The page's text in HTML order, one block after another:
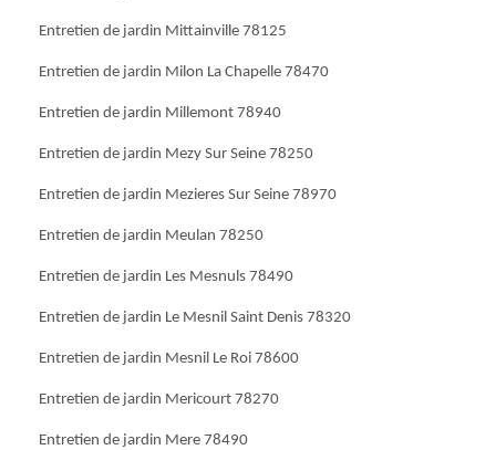
Entretien de jardin Mittainville 78125
Entretien de jardin Milon La Chapelle 78470
Entretien de jardin Millemont 78940
Entretien de jardin Mezy Sur Seine 78250
Entretien de jardin Mezieres Sur Seine 78970
Entretien de jardin Meulan 78250
Entretien de jardin Les Mesnuls 78490
Entretien de jardin Le Mesnil Saint Denis 78320
Entretien de jardin Mesnil Le Roi 78600
Entretien de jardin Mericourt 78270
Entretien de jardin Mere 78490